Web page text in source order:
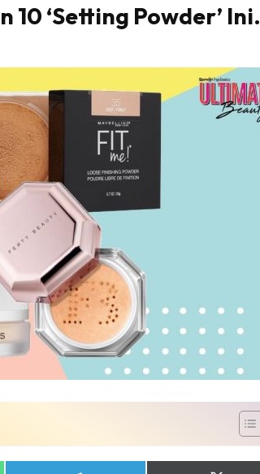
Download sekarang di
KLIK DI SEENI
‘Setting Powder’ Ini.